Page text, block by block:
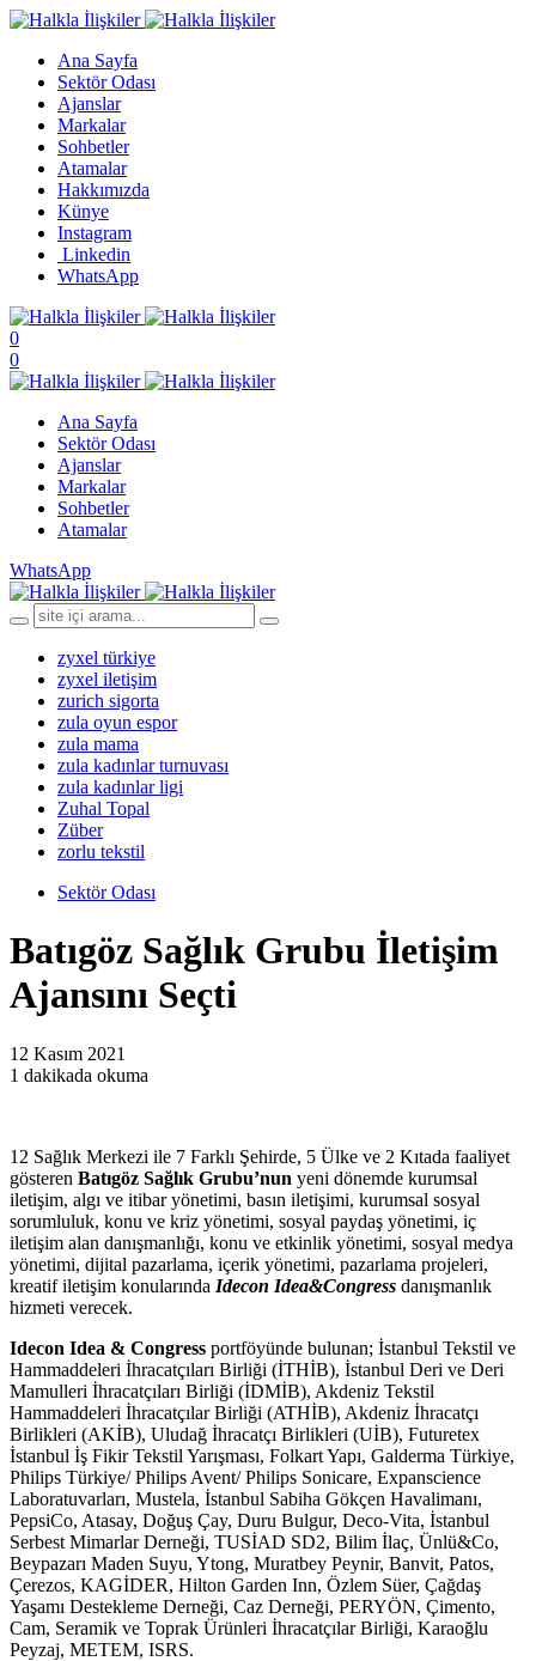
Ana Sayfa
Sektör Odası
Ajanslar
Markalar
Sohbetler
Atamalar
Hakkımızda
Künye
Instagram
Linkedin
WhatsApp
0
0
Ana Sayfa
Sektör Odası
Ajanslar
Markalar
Sohbetler
Atamalar
WhatsApp
zyxel türkiye
zyxel iletişim
zurich sigorta
zula oyun espor
zula mama
zula kadınlar turnuvası
zula kadınlar ligi
Zuhal Topal
Züber
zorlu tekstil
Sektör Odası
Batıgöz Sağlık Grubu İletişim
Ajansını Seçti
12 Kasım 2021
1 dakikada okuma
12 Sağlık Merkezi ile 7 Farklı Şehirde, 5 Ülke ve 2 Kıtada faaliyet
gösteren Batıgöz Sağlık Grubu’nun yeni dönemde kurumsal
iletişim, algı ve itibar yönetimi, basın iletişimi, kurumsal sosyal
sorumluluk, konu ve kriz yönetimi, sosyal paydaş yönetimi, iç
iletişim alan danışmanlığı, konu ve etkinlik yönetimi, sosyal medya
yönetimi, dijital pazarlama, içerik yönetimi, pazarlama projeleri,
kreatif iletişim konularında Idecon Idea&Congress danışmanlık
hizmeti verecek.
Idecon Idea & Congress portföyünde bulunan; İstanbul Tekstil ve
Hammaddeleri İhracatçıları Birliği (İTHİB), İstanbul Deri ve Deri
Mamulleri İhracatçıları Birliği (İDMİB), Akdeniz Tekstil
Hammaddeleri İhracatçılar Birliği (ATHİB), Akdeniz İhracatçı
Birlikleri (AKİB), Uludağ İhracatçı Birlikleri (UİB), Futuretex
İstanbul İş Fikir Tekstil Yarışması, Folkart Yapı, Galderma Türkiye,
Philips Türkiye/ Philips Avent/ Philips Sonicare, Expanscience
Laboratuvarları, Mustela, İstanbul Sabiha Gökçen Havalimanı,
PepsiCo, Atasay, Doğuş Çay, Duru Bulgur, Deco-Vita, İstanbul
Serbest Mimarlar Derneği, TUSİAD SD2, Bilim İlaç, Ünlü&Co,
Beypazarı Maden Suyu, Ytong, Muratbey Peynir, Banvit, Patos,
Çerezos, KAGİDER, Hilton Garden Inn, Özlem Süer, Çağdaş
Yaşamı Destekleme Derneği, Caz Derneği, PERYÖN, Çimento,
Cam, Seramik ve Toprak Ürünleri İhracatçılar Birliği, Karaoğlu
Peyzaj, METEM, ISRS.